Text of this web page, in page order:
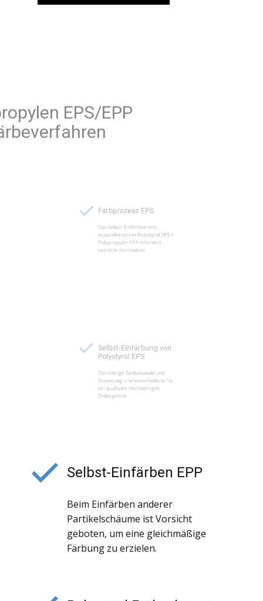
Polypropylen EPS/EPP
Färbeverfahren
expandierbarem Polystyrol EPS +
Polypropylen EPP erfordert
Polystyrol EPS
Die richtige Farbauswahl und
Dosierung sind entscheidend für
ein qualitativ hochwertiges
Selbst-Einfärben EPP
Beim Einfärben anderer
Partikelschäume ist Vorsicht
geboten, um eine gleichmäßige
Färbung zu erzielen.